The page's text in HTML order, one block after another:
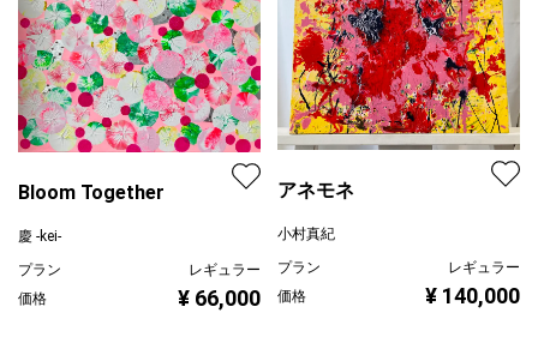
Bloom Together
慶 -kei-
プラン
レギュラー
価格
¥ 66,000
アネモネ
小村真紀
プラン
レギュラー
価格
¥ 140,000